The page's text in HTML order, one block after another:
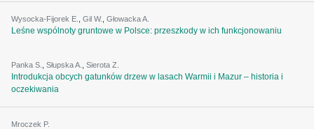
Wysocka-Fijorek E. Gil W. Głowacka A.
Leśne wspólnoty gruntowe w Polsce: przeszkody w ich funkcjonowaniu
Panka S. Słupska A. Sierota Z.
Introdukcja obcych gatunków drzew w lasach Warmii i Mazur – historia i
oczekiwania
Mroczek P.